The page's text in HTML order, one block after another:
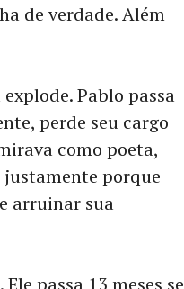
de verdade. Além
Pablo passa
perde seu cargo
como poeta,
justamente porque
arruinar sua
passa 13 meses se